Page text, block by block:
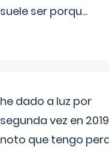
suele ser porqu...
he dado a luz por
segunda vez en
noto que tengo